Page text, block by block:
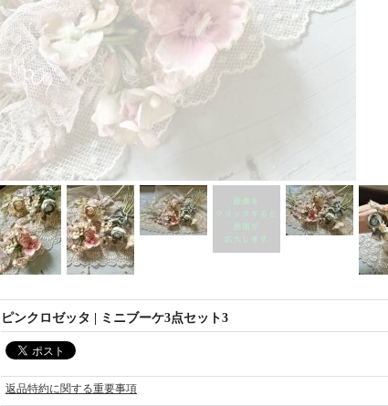
ピンクロゼッタ | ミニブーケ3点セット3
返品特約に関する重要事項